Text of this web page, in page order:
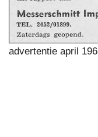
advertentie april